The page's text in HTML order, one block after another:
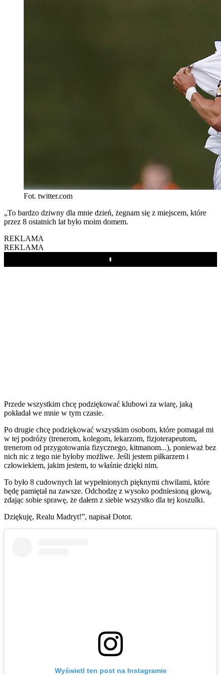
Fot. twitter.com
„To bardzo dziwny dla mnie dzień, żegnam się z miejscem, które
przez 8 ostatnich lat było moim domem.
REKLAMA
REKLAMA
Play
Przede wszystkim chcę podziękować klubowi za wiarę, jaką
pokładał we mnie w tym czasie.
Po drugie chcę podziękować wszystkim osobom, które pomagał mi
w tej podróży (trenerom, kolegom, lekarzom, fizjoterapeutom,
trenerom od przygotowania fizycznego, kitmanom...), ponieważ bez
nich nic z tego nie byłoby możliwe. Jeśli jestem piłkarzem i
człowiekiem, jakim jestem, to właśnie dzięki nim.
To było 8 cudownych lat wypełnionych pięknymi chwilami, które
będę pamiętał na zawsze. Odchodzę z wysoko podniesioną głową,
zdając sobie sprawę, że dałem z siebie wszystko dla tej koszulki.
Dziękuję, Realu Madryt!”, napisał Dotor.
Wyświetl ten post na Instagramie